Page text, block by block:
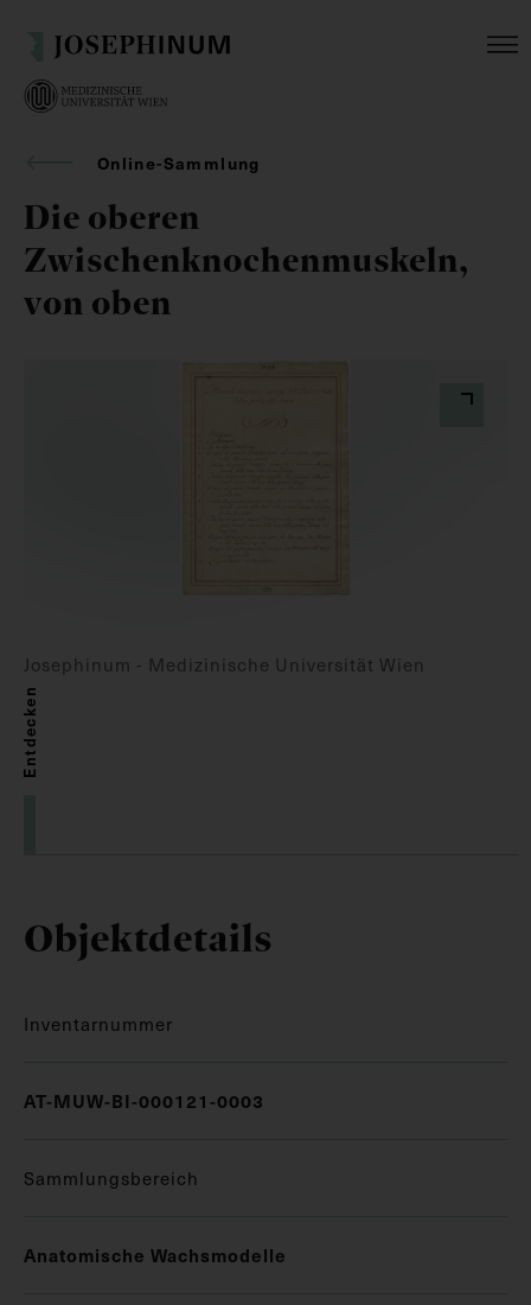
Online-Sammlung
Die oberen
Zwischenknochenmuskeln,
von oben
Josephinum - Medizinische Universität Wien
Entdecken
Objektdetails
Inventarnummer
AT-MUW-BI-000121-0003
Sammlungsbereich
Anatomische Wachsmodelle